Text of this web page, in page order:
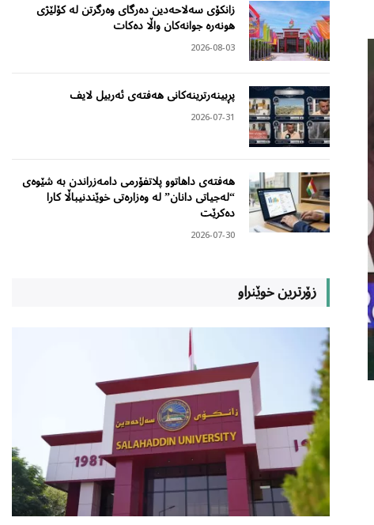
زانکۆی سەلاحەدین دەرگای وەرگرتن لە کۆلێژی
هونەرە جوانەکان واڵا دەکات
2026-08-03
پڕبینەرترینەکانی هەفتەی ئەربیل لایف
2026-07-31
هەفتەی داهاتوو پلاتفۆرمی دامەزراندن بە شێوەی
“لەجیاتی دانان” لە وەزارەتی خوێندنیباڵا کارا
دەکرێت
2026-07-30
زۆرترین خوێنراو